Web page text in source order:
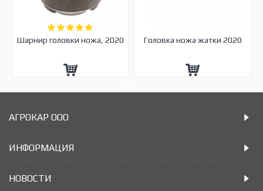
Шарнир головки ножа, 2020 Головка ножа жатки 2020
АГРОКАР ООО
ИНФОРМАЦИЯ
НОВОСТИ